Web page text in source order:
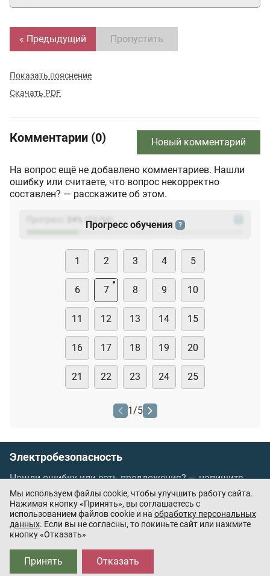
« Предыдущий Пропустить
Показать пояснение
Скачать PDF
Комментарии (0) Новый комментарий
На вопрос ещё не добавлено комментариев. Нашли
ошибку или считаете, что вопрос некорректно
составлен? — расскажите об этом.
(23
Прогресс обучения ?
1 2 3 4 5
6 7 8 9 10
11 12 13 14 15
16 17 18 19 20
21 22 23 24 25
1/5
Электробезопасность
Нашли ошибку или есть предложения? —напишите
нам
Порядок проведения оплаты по банковским
картам/Цены/Оферта
Приложения партнёров:
Мы используем файлы cookie, чтобы улучшить работу сайта.
Нажимая кнопку «Принять», вы соглашаетесь с
использованием файлов cookie и на обработку персональных
данных. Если вы не согласны, то покиньте сайт или нажмите
кнопку «Отказать»
Отказать
Принять